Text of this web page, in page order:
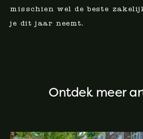
misschien wel de beste
je dit jaar neemt.
Ontdek meer